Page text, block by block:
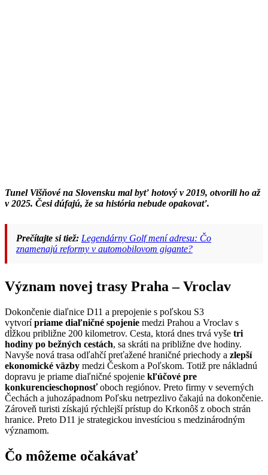
Tunel Višňové na Slovensku mal byť hotový v 2019, otvorili ho až
v 2025. Česi dúfajú, že sa história nebude opakovať.
Prečítajte si tiež: Legendárny Golf mení adresu: Čo
znamenajú reformy v automobilovom gigante?
Význam novej trasy Praha – Vroclav
Dokončenie diaľnice D11 a prepojenie s poľskou S3
vytvorípriame diaľničné spojenie medzi Prahou a Vroclav s
dĺžkou približne 200 kilometrov. Cesta, ktorá dnes trvá vyše tri
hodiny po bežných cestách, sa skráti na približne dve hodiny.
Navyše nová trasa odľahčí preťažené hraničné priechody a zlepší
ekonomické väzby medzi Českom a Poľskom. Totiž pre nákladnú
dopravu je priame diaľničné spojenie kľúčové pre
konkurencieschopnosťoboch regiónov. Preto firmy v severných
Čechách a juhozápadnom Poľsku netrpezlivo čakajú na dokončenie.
Zároveň turisti získajú rýchlejší prístup do Krkonôš z oboch strán
hranice. Preto D11 je strategickou investíciou s medzinárodným
významom.
Čo môžeme očakávať